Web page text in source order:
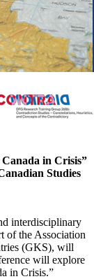
in Crisis”
Studies
interdisciplinary
of the Association
(GKS), will
will explore
in Crisis.”